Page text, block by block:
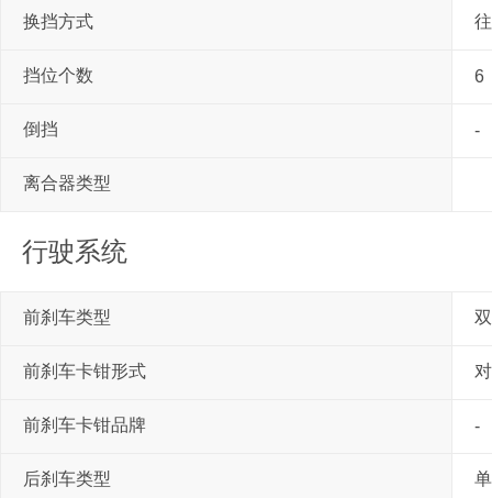
换挡方式
挡位个数 6
倒挡 -
离合器类型
行驶系统
前刹车类型
前刹车卡钳形式
前刹车卡钳品牌 -
后刹车类型